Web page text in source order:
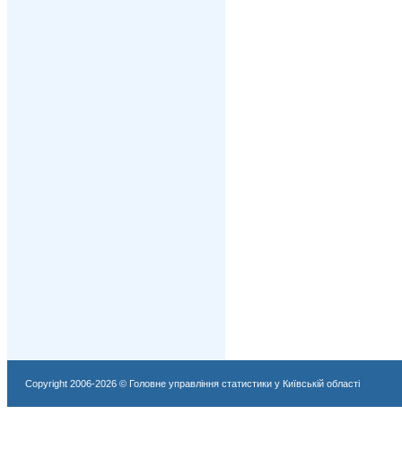
Copyright 2006-2026 © Головне управління статистики у Київській області